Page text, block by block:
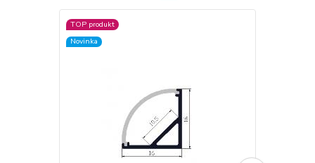
TOP produkt
Novinka